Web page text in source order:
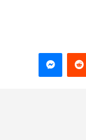
ماسنجر